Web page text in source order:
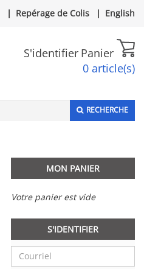
| Repérage de Colis | English
S'identifier Panier
0 article(s)
RECHERCHE
MON PANIER
Votre panier est vide
S'IDENTIFIER